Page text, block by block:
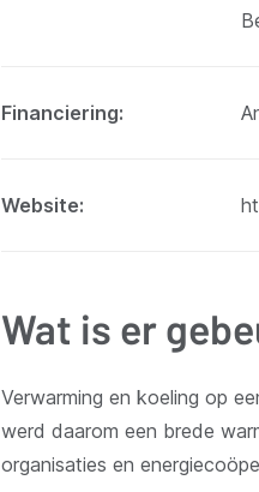
Financiering
Website
Wat is er
Verwarming en koeling op
werd daarom een brede
organisaties en